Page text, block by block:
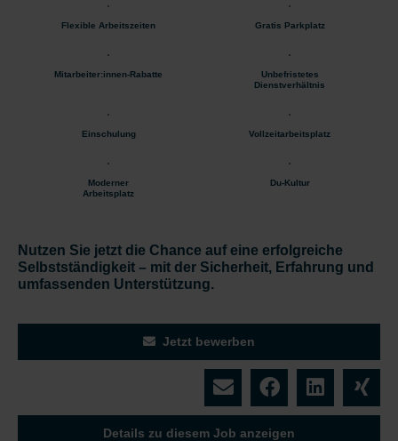
Flexible Arbeitszeiten Gratis Parkplatz
Mitarbeiter:innen-Rabatte
Unbefristetes
Dienstverhältnis
Einschulung Vollzeitarbeitsplatz
Moderner
Arbeitsplatz
Du-Kultur
Nutzen Sie jetzt die Chance auf eine erfolgreiche
Selbstständigkeit – mit der Sicherheit, Erfahrung und
umfassenden Unterstützung.
Jetzt bewerben
Details zu diesem Job anzeigen